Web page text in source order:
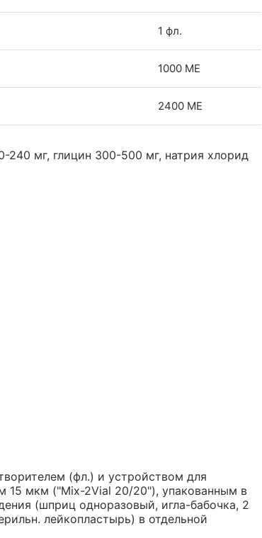
1 фл.
1000 МЕ
2400 МЕ
240 мг, глицин 300-500 мг, натрия хлорид
(фл.) и устройством для
15 мкм ("Mix-2Vial 20/20"), упакованным в
(шприц одноразовый, игла-бабочка, 2
лейкопластырь) в отдельной